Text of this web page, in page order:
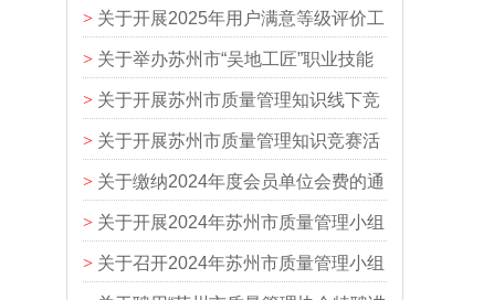
训班的通知
> 关于开展2025年用户满意等级评价工
作的通知
> 关于举办苏州市“吴地工匠”职业技能
系列竞赛活动之2024年苏州市质量管
理行业职业技能竞赛的通知
> 关于开展苏州市质量管理知识线下竞
赛活动的通知
> 关于开展苏州市质量管理知识竞赛活
动的通知
> 关于缴纳2024年度会员单位会费的通
知
> 关于开展2024年苏州市质量管理小组
活动推进工作的通知
> 关于召开2024年苏州市质量管理小组